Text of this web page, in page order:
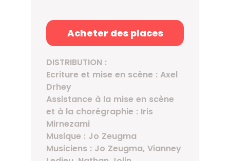
Acheter des places
DISTRIBUTION :
Ecriture et mise en scène : Axel
Drhey
Assistance à la mise en scène
et à la chorégraphie : Iris
Mirnezami
Musique : Jo Zeugma
Musiciens : Jo Zeugma, Vianney